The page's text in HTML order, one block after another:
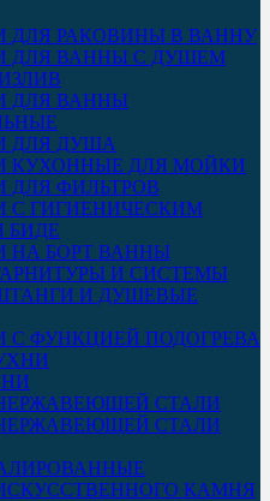
ДЛЯ РАКОВИНЫ В ВАННУ
ДЛЯ ВАННЫ С ДУШЕМ
ДЛЯ ВАННЫ
ДЛЯ ДУША
КУХОННЫЕ ДЛЯ МОЙКИ
ДЛЯ ФИЛЬТРОВ
С ГИГИЕНИЧЕСКИМ
БИДЕ
НА БОРТ ВАННЫ
И СИСТЕМЫ
И ДУШЕВЫЕ
С ФУНКЦИЕЙ ПОДОГРЕВА
СТАЛИ
СТАЛИ
КАМНЯ